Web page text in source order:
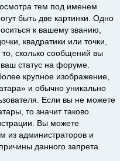
тем под именем
быть две картинки. Одно
к вашему званию,
квадратики или точки,
сколько сообщений вы
статус на форуме.
крупное изображение,
и обычно уникально
Если вы не можете
то значит таково
Вы можете
из администраторов и
данного запрета.